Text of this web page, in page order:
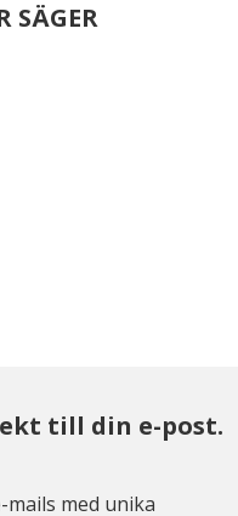
SÄGER
till din e-post.
mails med unika